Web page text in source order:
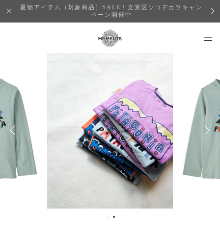
夏物アイテム（対象商品）SALE！文京区ソコヂカラキャン
ペーン開催中